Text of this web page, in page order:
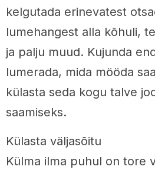
kelgutada erinevatest
lumehangest alla kõhuli,
ja palju muud. Kujunda
lumerada, mida mööda
külasta seda kogu talve
saamiseks.
Külasta väljasõitu
Külma ilma puhul on tore